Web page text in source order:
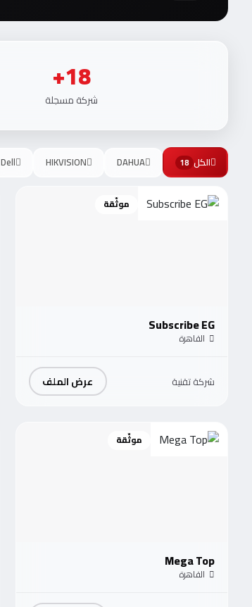
18+
شركة مسجلة
الكل 18
DAHUA
HIKVISION
Dell
موثّقة
Subscribe EG
القاهرة
شركة تقنية عرض الملف
موثّقة
Mega Top
القاهرة